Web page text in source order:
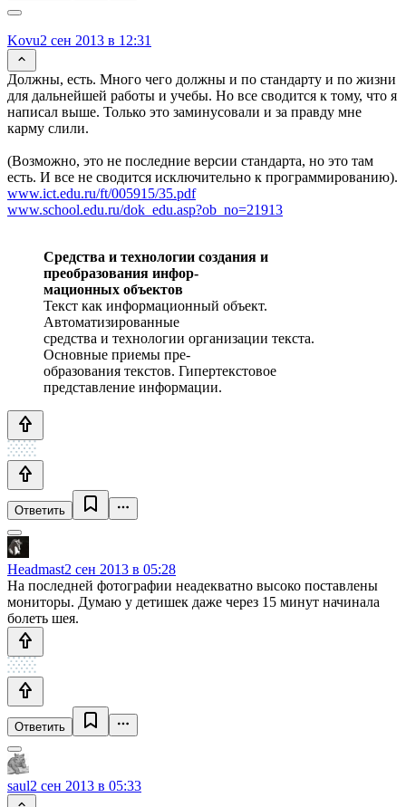
Kovu2 сен 2013 в 12:31
Должны, есть. Много чего должны и по стандарту и по жизни
для дальнейшей работы и учебы. Но все сводится к тому, что я
написал выше. Только это заминусовали и за правду мне
карму слили.
(Возможно, это не последние версии стандарта, но это там
есть. И все не сводится исключительно к программированию).
www.ict.edu.ru/ft/005915/35.pdf
www.school.edu.ru/dok_edu.asp?ob_no=21913
Средства и технологии создания и
преобразования инфор-
мационных объектов
Текст как информационный объект.
Автоматизированные
средства и технологии организации текста.
Основные приемы пре-
образования текстов. Гипертекстовое
представление информации.
Ответить
Headmast2 сен 2013 в 05:28
На последней фотографии неадекватно высоко поставлены
мониторы. Думаю у детишек даже через 15 минут начинала
болеть шея.
Ответить
saul2 сен 2013 в 05:33